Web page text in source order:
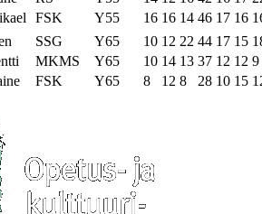
FSK Y55 16 16 14 46 17 16
SSG Y65 10 12 22 44 17 15
MKMS Y65 10 14 13 37 12 12 9
FSK Y65 8 12 8 28 10 15